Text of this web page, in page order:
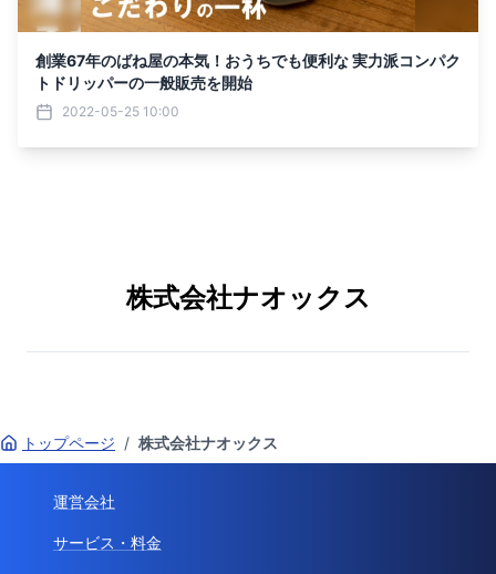
創業67年のばね屋の本気！おうちでも便利な 実力派コンパク
トドリッパーの一般販売を開始
2022-05-25 10:00
株式会社ナオックス
トップページ / 株式会社ナオックス
運営会社
サービス・料金